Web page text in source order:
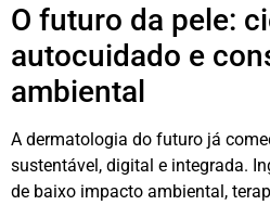
O futuro da pele:
autocuidado e
ambiental
A dermatologia do futuro já
sustentável, digital e integrada.
de baixo impacto ambiental,